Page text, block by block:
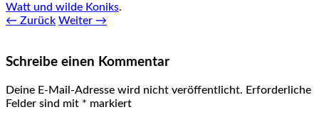
Watt und wilde Koniks.
← Zurück Weiter →
Schreibe einen Kommentar
Deine E-Mail-Adresse wird nicht veröffentlicht. Erforderliche
Felder sind mit * markiert